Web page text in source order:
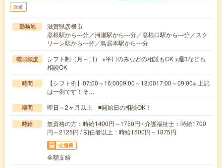
派遣
勤務地
滋賀県彦根市
彦根駅から---分／河瀬駅から---分／彦根口駅から---分／スク
リーン駅から---分／鳥居本駅から---分
曜日頻度
シフト制（月～日） ※平日のみなどの相談もOK ※週3なども
相談OK
時間
【シフト例】07:00～16:0009:00～18:0017:00～09:00※ 上記
は一例です！そ…
期間 即日～2ヶ月以上 ■開始日の相談OK！
時給
無資格の方：時給1400円～1750円 / 介護福祉士：時給1700
円～2125円 / 初任者以上：時給1500円～1875円
交通費
全額支給